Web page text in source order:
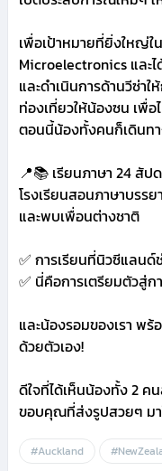
เพื่อเป้าหมายที่ยิ่งใหญ่ใ
Microelectronics และ
และดำเนินการด้านวีซ่า
ท่องเที่ยวให้น้องซน เพื่
ตอนนี้น้องทั้งคนก็เดินท
📍📚 เรียนภาษา 24 สั
โรงเรียนสอนภาษาบรร
และพบเพื่อนต่างชาติ
✅ การเรียนที่นิวซีแลน
✅ นี่คือการเตรียมตัวสู่ก
และน้องรอมของเรา พร้
ด้วยตัวเอง!
ดีใจที่ได้เห็นน้องทั้ง 2
ขอบคุณที่ส่งรูปสวยๆ มา
#Auckland